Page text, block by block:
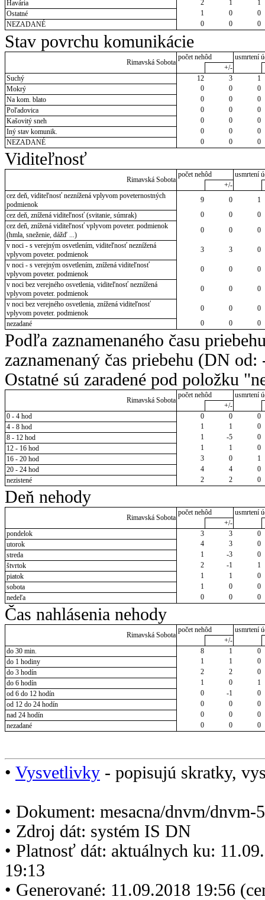
Havária 2 1
1
Ostatné
1 0
0
NEZADANÉ
0 0 0
Stav povrchu komunikácie
Rimavská Sobota
počet nehôd
usmrtení
+/-
Suchý
12 3
1
Mokrý
0 0
0
Na kom. blato
0 0
0
Poľadovica
0 0
0
Kašovitý sneh
0 0
0
Iný stav komunik.
0 0
0
NEZADANÉ
0 0 0
Viditeľnosť
Rimavská Sobota
počet nehôd
usmrtení
+/-
cez deň, viditeľnosť neznížená vplyvom poveternostných
podmienok
9 0
1
cez deň, znížená viditeľnosť (svitanie, súmrak)
0 0
0
cez deň, znížená viditeľnosť vplyvom poveter. podmienok
(hmla, sneženie, dážď ...)
0 0
0
v noci - s verejným osvetlením, viditeľnosť neznížená
vplyvom poveter. podmienok
3 3
0
v noci - s verejným osvetlením, znížená viditeľnosť
vplyvom poveter. podmienok
0 0
0
v noci bez verejného osvetlenia, viditeľnosť neznížená
vplyvom poveter. podmienok
0 0
0
v noci bez verejného osvetlenia, znížená viditeľnosť
vplyvom poveter. podmienok
0 0
0
nezadané
0 0 0
Podľa zaznamenaného času
zaznamenaný čas priebehu (DN
Ostatné sú zaradené pod položku
Rimavská Sobota
počet nehôd
usmrtení
+/-
0 - 4 hod
0 0
0
4 - 8 hod
1 1
0
8 - 12 hod
1 -5
0
12 - 16 hod
1 1
0
16 - 20 hod
3 0
1
20 - 24 hod
4 4
0
nezistené
2 2 0
Deň nehody
Rimavská Sobota
počet nehôd
usmrtení
+/-
pondelok
3 3
0
utorok
4 3
0
streda
1 -3
0
štvrtok
2 -1
1
piatok
1 1
0
sobota
1 0
0
nedeľa
0 0 0
Čas nahlásenia nehody
Rimavská Sobota
počet nehôd
usmrtení
+/-
do 30 min.
8 1
0
do 1 hodiny
1 1
0
do 3 hodín
2 2
0
do 6 hodín
1 0
1
od 6 do 12 hodín
0 -1
0
od 12 do 24 hodín
0 0
0
nad 24 hodín
0 0
0
nezadané
0 0 0
• Vysvetlivky - popisujú skratky,
• Dokument: mesacna/dnvm/dnvm-
• Zdroj dát: systém IS DN
• Platnosť dát: aktuálnych ku:
19:13
• Generované: 11.09.2018 19:56